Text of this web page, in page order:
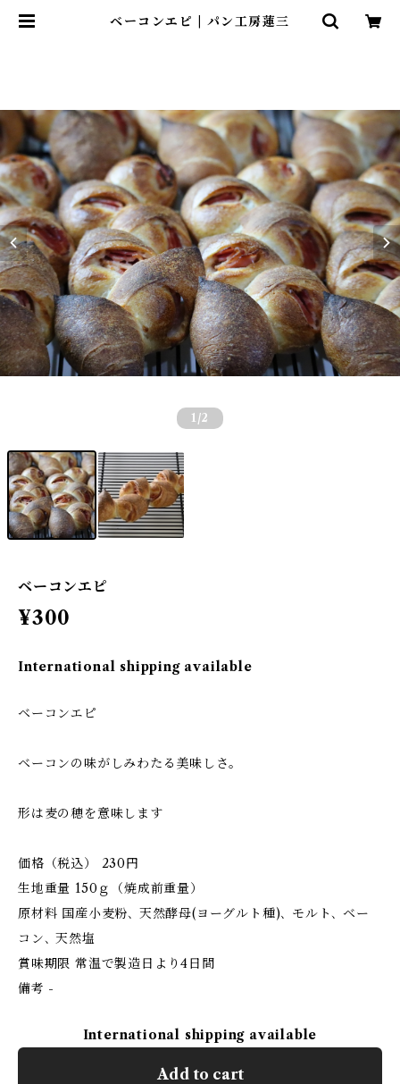
ベーコンエピ | パン工房蓮三
1 /2
ベーコンエピ
¥300
International shipping available
ベーコンエピ
ベーコンの味がしみわたる美味しさ。
形は麦の穂を意味します
価格（税込） 230円
生地重量 150ｇ（焼成前重量）
原材料 国産小麦粉､ 天然酵母(ヨーグルト種)､ モルト､ ベー
コン､ 天然塩
賞味期限 常温で製造日より4日間
備考 -
International shipping available
Add to cart